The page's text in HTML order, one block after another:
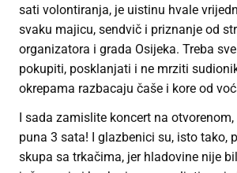
sati volontiranja, je uistinu hvale
svaku majicu, sendvič i priznanje od
organizatora i grada Osijeka. Treba
pokupiti, posklanjati i ne mrziti
okrepama razbacaju čaše i kore od
I sada zamislite koncert na
puna 3 sata! I glazbenici su, isto tako,
skupa sa trkačima, jer hladovine nije